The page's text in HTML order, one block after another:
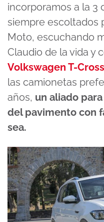
incorporamos a la 3
siempre escoltados
Moto, escuchando
Claudio de la vida y
Volkswagen T-Cross
las camionetas
años, un aliado
del pavimento con
sea.